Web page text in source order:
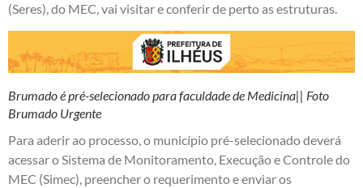
(Seres), do MEC, vai visitar e conferir de perto as estruturas.
Brumado é pré-selecionado para faculdade de Medicina|| Foto
Brumado Urgente
Para aderir ao processo, o município pré-selecionado deverá
acessar o Sistema de Monitoramento, Execução e Controle do
MEC (Simec), preencher o requerimento e enviar os